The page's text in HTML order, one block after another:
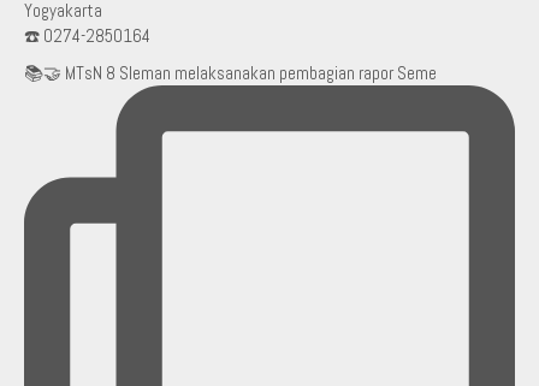
Yogyakarta
☎️ 0274-2850164
📚🤝 MTsN 8 Sleman melaksanakan pembagian rapor Seme